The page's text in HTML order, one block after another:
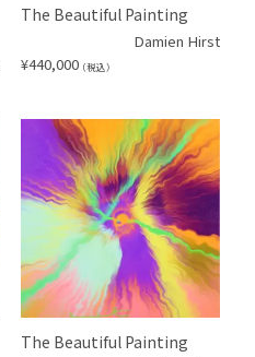
The Beautiful Painting
Damien Hirst
¥440,000 （税込）
The Beautiful Painting